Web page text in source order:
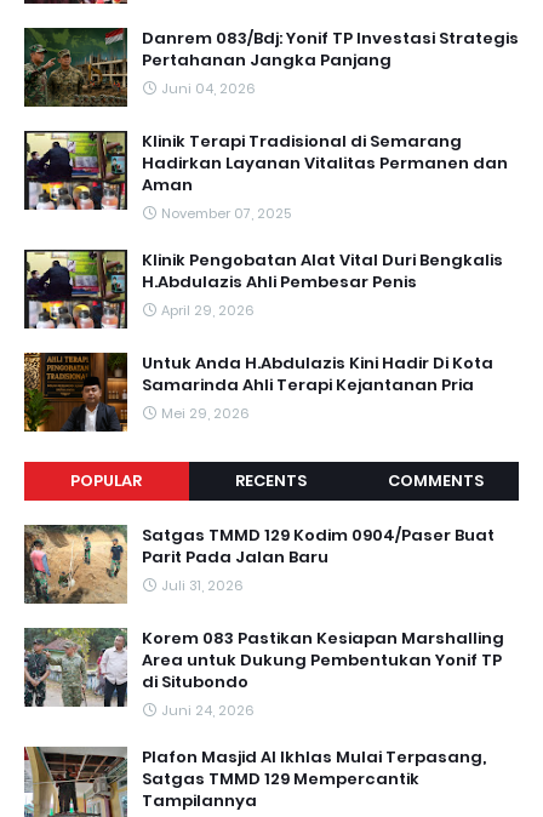
Danrem 083/Bdj: Yonif TP Investasi Strategis
Pertahanan Jangka Panjang
Juni 04, 2026
Klinik Terapi Tradisional di Semarang
Hadirkan Layanan Vitalitas Permanen dan
Aman
November 07, 2025
Klinik Pengobatan Alat Vital Duri Bengkalis
H.Abdulazis Ahli Pembesar Penis
April 29, 2026
Untuk Anda H.Abdulazis Kini Hadir Di Kota
Samarinda Ahli Terapi Kejantanan Pria
Mei 29, 2026
POPULAR RECENTS COMMENTS
Satgas TMMD 129 Kodim 0904/Paser Buat
Parit Pada Jalan Baru
Juli 31, 2026
Korem 083 Pastikan Kesiapan Marshalling
Area untuk Dukung Pembentukan Yonif TP
di Situbondo
Juni 24, 2026
Plafon Masjid Al Ikhlas Mulai Terpasang,
Satgas TMMD 129 Mempercantik
Tampilannya